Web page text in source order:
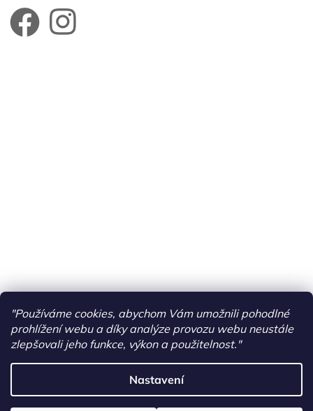
"Používáme cookies, abychom Vám umožnili pohodlné
prohlížení webu a díky analýze provozu webu neustále
zlepšovali jeho funkce, výkon a použitelnost."
Nastavení
Vytvořil Shoptet